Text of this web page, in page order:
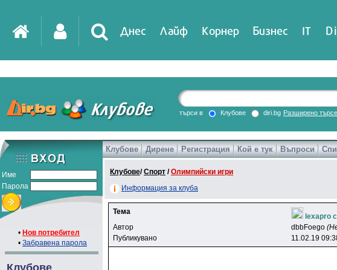
Днес Лайф Корнер Бизнес IT
търси в Клубове diri.bg Разширено
Име
Парола
• Нов потребител
• Забравена парола
Клубове
Клубове Дирене Регистрация Кой е тук Въпроси
Клубове/Спорт /Олимпийски игри
Информация за клуба
Тема
lexapro
Автор dbbFoego
Публикувано
11.02.19